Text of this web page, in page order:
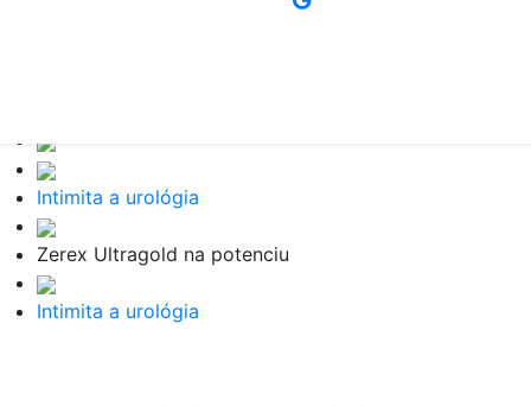
Intimita a urológia
Zerex Ultragold na potenciu
Intimita a urológia